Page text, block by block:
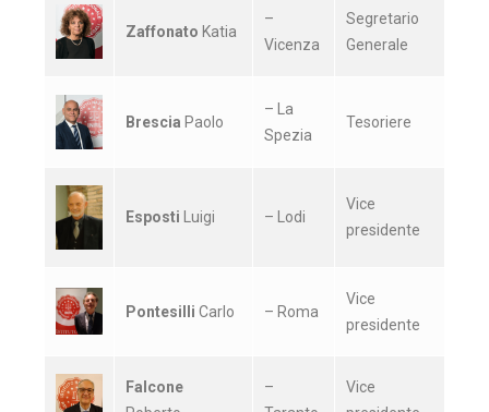
Zaffonato Katia
–
Vicenza
Segretario
Generale
Brescia Paolo
– La
Spezia
Tesoriere
Esposti Luigi – Lodi
Vice
presidente
Pontesilli Carlo – Roma
Vice
presidente
Falcone
–
Vice